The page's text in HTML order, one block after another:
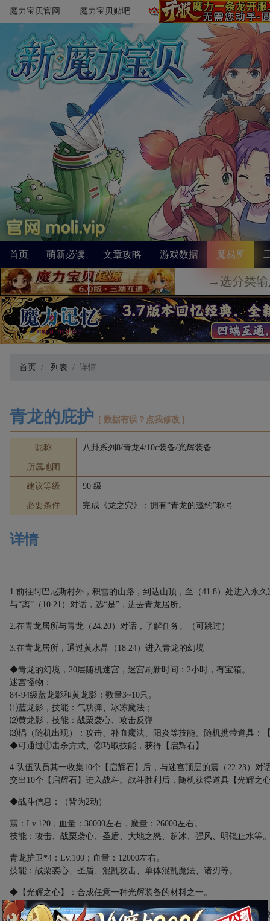
魔力宝贝官网 魔力宝贝贴吧
首页 萌新必读 文章攻略 游戏数据 魔易所
首页 列表 详情
青龙的庇护 [ 数据有误？点我修改 ]
昵称 八卦系列8/青龙4/10c装备/光辉装备
所属地图
建议等级 90 级
必要条件 完成《龙之穴》；拥有“青龙的邀约”称号
详情
1.前往阿巴尼斯村外，积雪的山路，到达山顶，至（41.8）处进入永久
与“离”（ 10.21 ）对话，选“是”，进去青龙居所。
2.在青龙居所与青龙（24.20）对话，了解任务。（可跳过）
3.在青龙居所，通过黄水晶（ 18.24）进入青龙的幻境
◆青龙的幻境， 20层随机迷宫，迷宫刷新时间： 2小时，有宝箱。
迷宫怪物：
84-94级蓝龙影和黄龙影：数量3~10只。
⑴蓝龙影，技能：气功弹、冰冻魔法；
⑵黄龙影，技能：战栗袭心、攻击反弹
⑶楀（随机出现）：攻击、补血魔法、阳炎等技能。随机携带道具：
◆可通过①击杀方式、②巧取技能，获得【启辉石】
4. 队伍队员其一收集10个【启辉石】后，与迷宫顶层的震（22.23）对
交出 10个【启辉石】进入战斗。战斗胜利后，随机获得道具【光辉之
◆战斗信息：（皆为2动）
震： Lv.120 ，血量： 30000左右，魔量： 26000左右。
技能：攻击、战栗袭心、圣盾、大地之怒、超冰、强风、明镜止水等
青龙护卫*4 ： Lv.100 ；血量： 12000左右。
技能：战栗袭心、圣盾、混乱攻击、单体混乱魔法、诸刃等。
◆【光辉之心】：合成任意一种光辉装备的材料之一。
5.玩家携带10个【启辉石】与离（26.23）对话，使用10个【启辉石】